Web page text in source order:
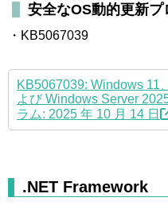
安全なOS動的更新プ
・KB5067039
KB5067039: Windows 11
よび Windows Server
ラム: 2025 年 10 月 14 日
.NET Framework